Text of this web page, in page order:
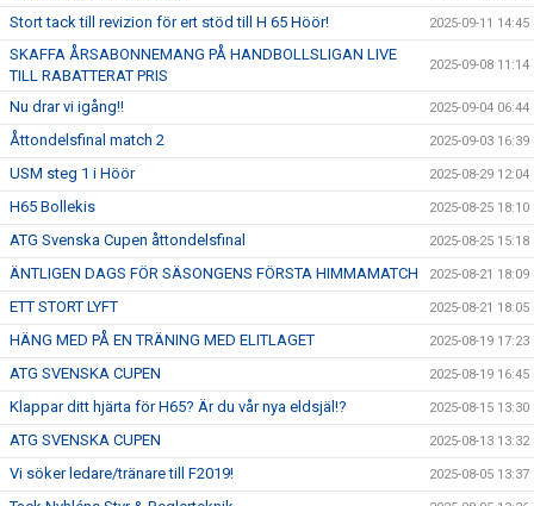
Stort tack till revizion för ert stöd till H 65 Höör! 2025-09-11 14:45
SKAFFA ÅRSABONNEMANG PÅ HANDBOLLSLIGAN LIVE
TILL RABATTERAT PRIS
2025-09-08 11:14
Nu drar vi igång!! 2025-09-04 06:44
Åttondelsfinal match 2 2025-09-03 16:39
USM steg 1 i Höör 2025-08-29 12:04
H65 Bollekis 2025-08-25 18:10
ATG Svenska Cupen åttondelsfinal 2025-08-25 15:18
ÄNTLIGEN DAGS FÖR SÄSONGENS FÖRSTA HIMMAMATCH 2025-08-21 18:09
ETT STORT LYFT 2025-08-21 18:05
HÄNG MED PÅ EN TRÄNING MED ELITLAGET 2025-08-19 17:23
ATG SVENSKA CUPEN 2025-08-19 16:45
Klappar ditt hjärta för H65? Är du vår nya eldsjäl!? 2025-08-15 13:30
ATG SVENSKA CUPEN 2025-08-13 13:32
Vi söker ledare/tränare till F2019! 2025-08-05 13:37